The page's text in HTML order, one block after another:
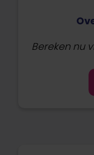
Bereken nu